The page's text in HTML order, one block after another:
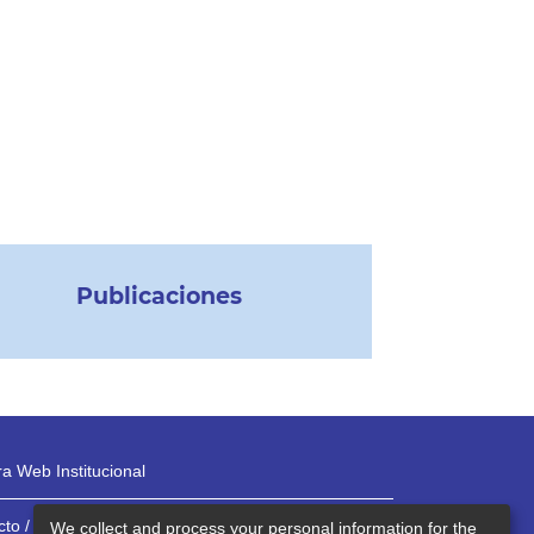
Publicaciones
Web Institucional
/ Teléfonos
We collect and process your personal information for the